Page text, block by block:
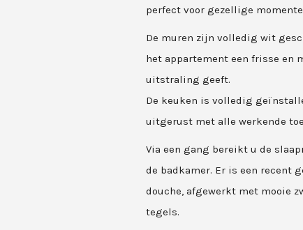
perfect voor gezellige
De muren zijn volledig wit
het appartement een frisse en
uitstraling geeft.
De keuken is volledig
uitgerust met alle werkende
Via een gang bereikt u de
de badkamer. Er is een recent
douche, afgewerkt met mooie
tegels.